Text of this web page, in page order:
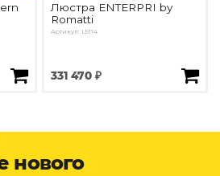
Люстра ENTERPRI by
Romatti
Артикул: L5114
331 470 ₽
нового